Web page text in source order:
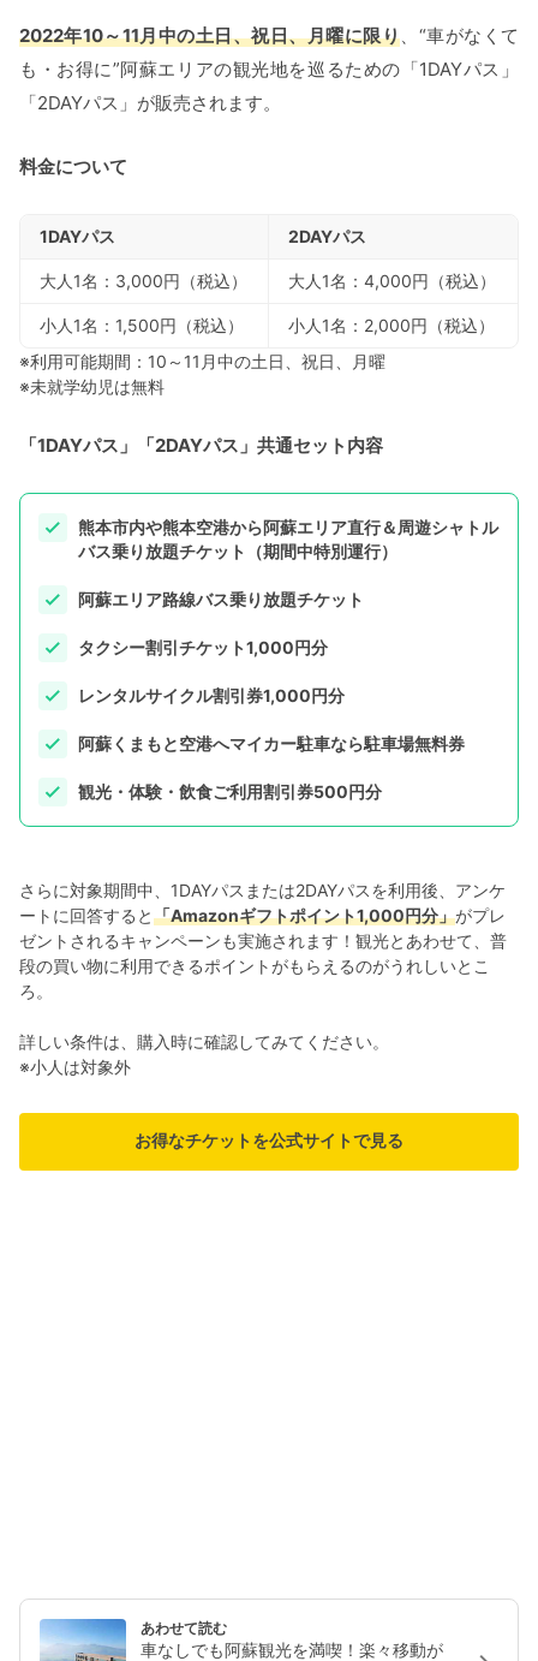
2022年10～11月中の土日、祝日、月曜に限り 、“車がなくて
も・お得に”阿蘇エリアの観光地を巡るための「1DAYパス」
「2DAYパス」が販売されます。
料金について
1DAYパス 2DAYパス
大人1名：3,000円（税込） 大人1名：4,000円（税込）
小人1名：1,500円（税込）
小人1名：2,000円（税込）
※利用可能期間：10～11月中の土日、祝日、月曜
※未就学幼児は無料
「1DAYパス」「2DAYパス」共通セット内容
熊本市内や熊本空港から阿蘇エリア直行＆周遊シャトル
バス乗り放題チケット（期間中特別運行）
阿蘇エリア路線バス乗り放題チケット
タクシー割引チケット1,000円分
レンタルサイクル割引券1,000円分
阿蘇くまもと空港へマイカー駐車なら駐車場無料券
観光・体験・飲食ご利用割引券500円分
さらに対象期間中、1DAYパスまたは2DAYパスを利用後、アンケ
ートに回答すると「Amazonギフトポイント1,000円分」がプレ
ゼントされるキャンペーンも実施されます！観光とあわせて、普
段の買い物に利用できるポイントがもらえるのがうれしいとこ
ろ。
詳しい条件は、購入時に確認してみてください。
※小人は対象外
お得なチケットを公式サイトで見る
あわせて読む
車なしでも阿蘇観光を満喫！楽々移動が